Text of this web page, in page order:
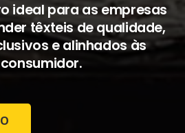
ideal para as empresas
têxteis de qualidade,
e alinhados às